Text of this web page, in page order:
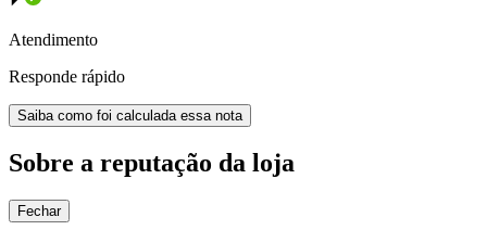
Atendimento
Responde rápido
Saiba como foi calculada essa nota
Sobre a reputação da loja
Fechar